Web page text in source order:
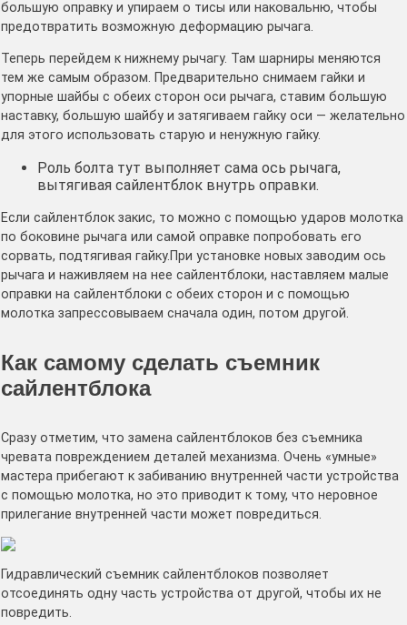
большую оправку и упираем о тисы или наковальню, чтобы
предотвратить возможную деформацию рычага.
Теперь перейдем к нижнему рычагу. Там шарниры меняются
тем же самым образом. Предварительно снимаем гайки и
упорные шайбы с обеих сторон оси рычага, ставим большую
наставку, большую шайбу и затягиваем гайку оси — желательно
для этого использовать старую и ненужную гайку.
Роль болта тут выполняет сама ось рычага,
вытягивая сайлентблок внутрь оправки.
Если сайлентблок закис, то можно с помощью ударов молотка
по боковине рычага или самой оправке попробовать его
сорвать, подтягивая гайку.При установке новых заводим ось
рычага и наживляем на нее сайлентблоки, наставляем малые
оправки на сайлентблоки с обеих сторон и с помощью
молотка запрессовываем сначала один, потом другой.
Как самому сделать съемник
сайлентблока
Сразу отметим, что замена сайлентблоков без съемника
чревата повреждением деталей механизма. Очень «умные»
мастера прибегают к забиванию внутренней части устройства
с помощью молотка, но это приводит к тому, что неровное
прилегание внутренней части может повредиться.
Гидравлический съемник сайлентблоков позволяет
отсоединять одну часть устройства от другой, чтобы их не
повредить.